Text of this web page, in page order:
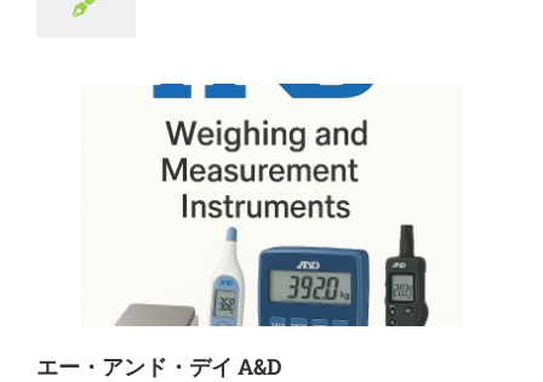
エー・アンド・デイ A&D